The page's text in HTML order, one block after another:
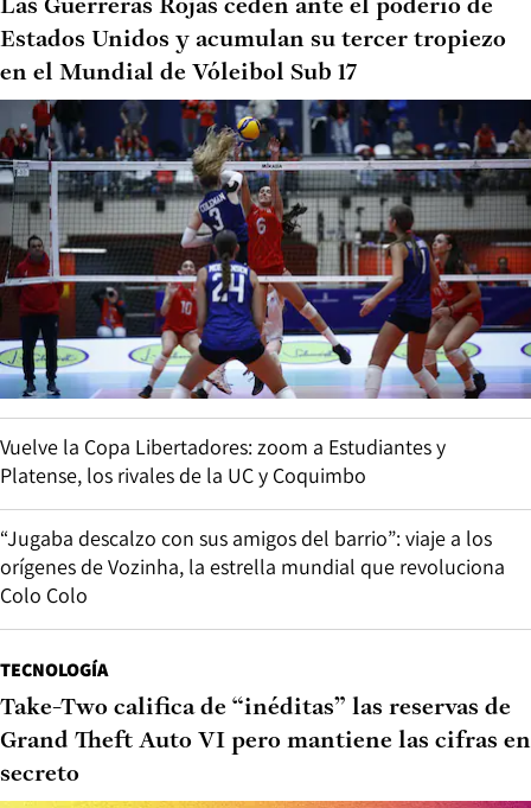
Las Guerreras Rojas ceden ante el poderío de
Estados Unidos y acumulan su tercer tropiezo
en el Mundial de Vóleibol Sub 17
Vuelve la Copa Libertadores: zoom a Estudiantes y
Platense, los rivales de la UC y Coquimbo
“Jugaba descalzo con sus amigos del barrio”: viaje a los
orígenes de Vozinha, la estrella mundial que revoluciona
Colo Colo
TECNOLOGÍA
Take-Two califica de “inéditas” las reservas de
Grand Theft Auto VI pero mantiene las cifras en
secreto